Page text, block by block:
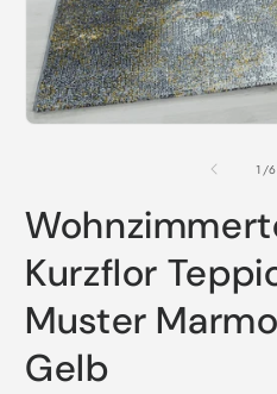
1 /von
6
Kurzflor
Muster
Gelb